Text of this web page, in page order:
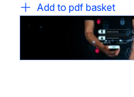
Add to pdf basket